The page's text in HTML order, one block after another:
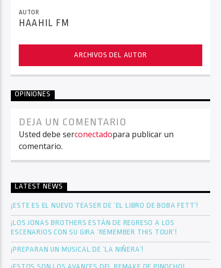
AUTOR
HAAHIL FM
ARCHIVOS DEL AUTOR
OPINIONES
DEJA UN COMENTARIO
Usted debe serconectadopara publicar un
comentario.
LATEST NEWS
¡ESTE ES EL NUEVO TEASER DE ‘EL LIBRO DE BOBA FETT’!
¡LOS JONAS BROTHERS ESTÁN DE REGRESO A LOS
ESCENARIOS CON SU GIRA ‘REMEMBER THIS TOUR’!
¡PREPARAN UN MUSICAL DE ‘LA NIÑERA’!